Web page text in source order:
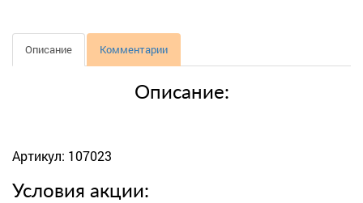
Описание Комментарии
Описание:
Артикул: 107023
Условия акции: